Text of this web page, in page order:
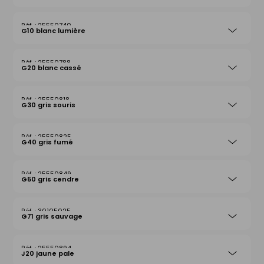
25550740
G10 blanc lumière
25550788
G20 blanc cassé
25550818
G30 gris souris
25550825
G40 gris fumé
25550849
G50 gris cendre
30105025
G71 gris sauvage
25550894
J20 jaune pale